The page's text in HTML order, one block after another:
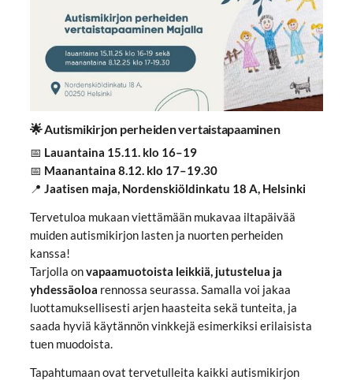
🌟 Autismikirjon perheiden vertaistapaaminen
📅 Lauantaina 15.11. klo 16–19
📅 Maanantaina 8.12. klo 17–19.30
📍 Jaatisen maja, Nordenskiöldinkatu 18 A, Helsinki
Tervetuloa mukaan viettämään mukavaa iltapäivää
muiden autismikirjon lasten ja nuorten perheiden
kanssa!
Tarjolla onvapaamuotoista leikkiä, jutustelua ja
yhdessäoloa rennossa seurassa. Samalla voi jakaa
luottamuksellisesti arjen haasteita sekä tunteita, ja
saada hyviä käytännön vinkkejä esimerkiksi erilaisista
tuen muodoista.
Tapahtumaan ovat tervetulleita kaikki autismikirjon